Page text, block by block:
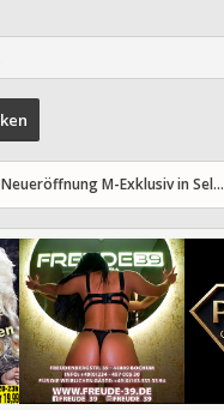
Neueröffnung M-Exklusiv in Selm